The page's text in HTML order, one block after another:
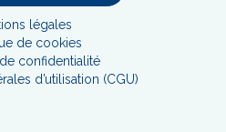
légales
de cookies
confidentialité
d’utilisation (CGU)